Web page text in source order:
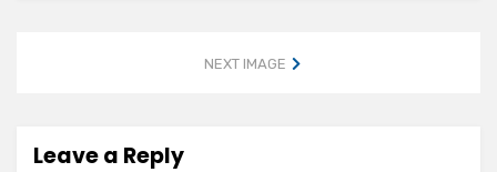
NEXT IMAGE
Leave a Reply